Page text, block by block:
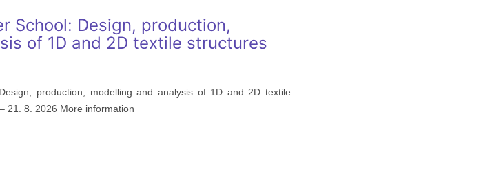
School: Design, production,
of 1D and 2D textile structures
production, modelling and analysis of 1D and 2D textile
21. 8. 2026 More information